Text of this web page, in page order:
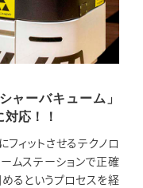
ャーバキューム」
応！！
ィットさせるテクノロ
ムステーションで正確
めるというプロセスを経